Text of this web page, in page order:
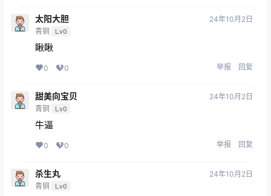
太阳大胆
青铜 Lv0
24年10月2日
瞅瞅
0 0 举报 回复
甜美向宝贝
青铜 Lv0
24年10月2日
牛逼
0 0 举报 回复
杀生丸
青铜 Lv0
24年10月2日